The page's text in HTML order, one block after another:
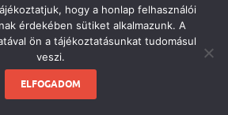
olyan fényesen ragyog,
suttogja: Boldog Névnapot!
akik igazán szeretnek,
napot kívánnak Neked!
hogy a honlap felhasználói
érdekében sütiket alkalmazunk. A
ön a tájékoztatásunkat tudomásul
veszi.
ELFOGADOM